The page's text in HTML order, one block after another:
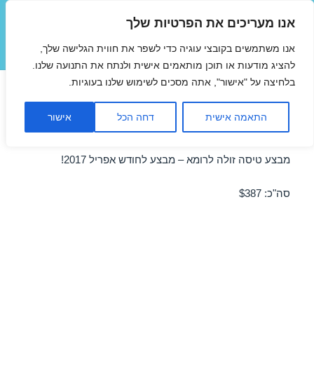
אנו מעריכים את הפרטיות שלך
אנו משתמשים בקובצי עוגיה כדי לשפר את חווית הגלישה שלך,
להציג מודעות או תוכן מותאמים אישית ולנתח את התנועה שלנו.
בלחיצה על "אישור", אתה מסכים לשימוש שלנו בעוגיות.
התאמה אישית דחה הכל אישור
תפריטים
ווידג'טים
טיסות זולות לרומא בפסח
06/04/2017
מבצע טיסה זולה לרומא – מבצע לחודש אפריל 2017!
סה"כ: $387